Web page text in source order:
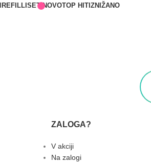
REFILLI SETI NOVOTOP HITI ZNIŽANO
ZALOGA?
V akciji
Na zalogi